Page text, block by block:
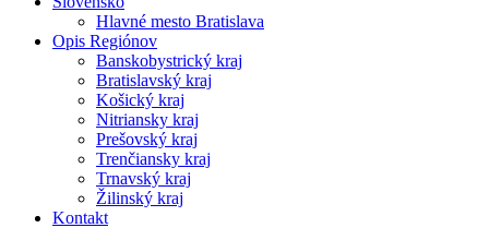
Hlavné mesto Bratislava
Opis Regiónov
Banskobystrický kraj
Bratislavský kraj
Košický kraj
Nitriansky kraj
Prešovský kraj
Trenčiansky kraj
Trnavský kraj
Žilinský kraj
Kontakt